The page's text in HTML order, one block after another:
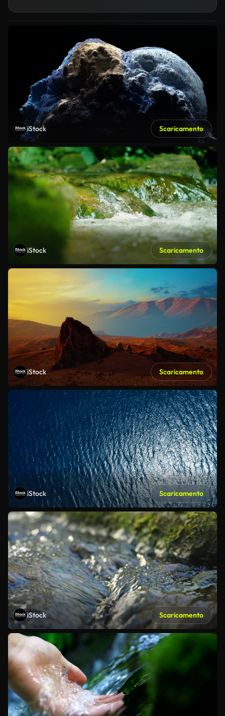
iStock Scaricamento
iStock Scaricamento
iStock Scaricamento
iStock Scaricamento
iStock Scaricamento